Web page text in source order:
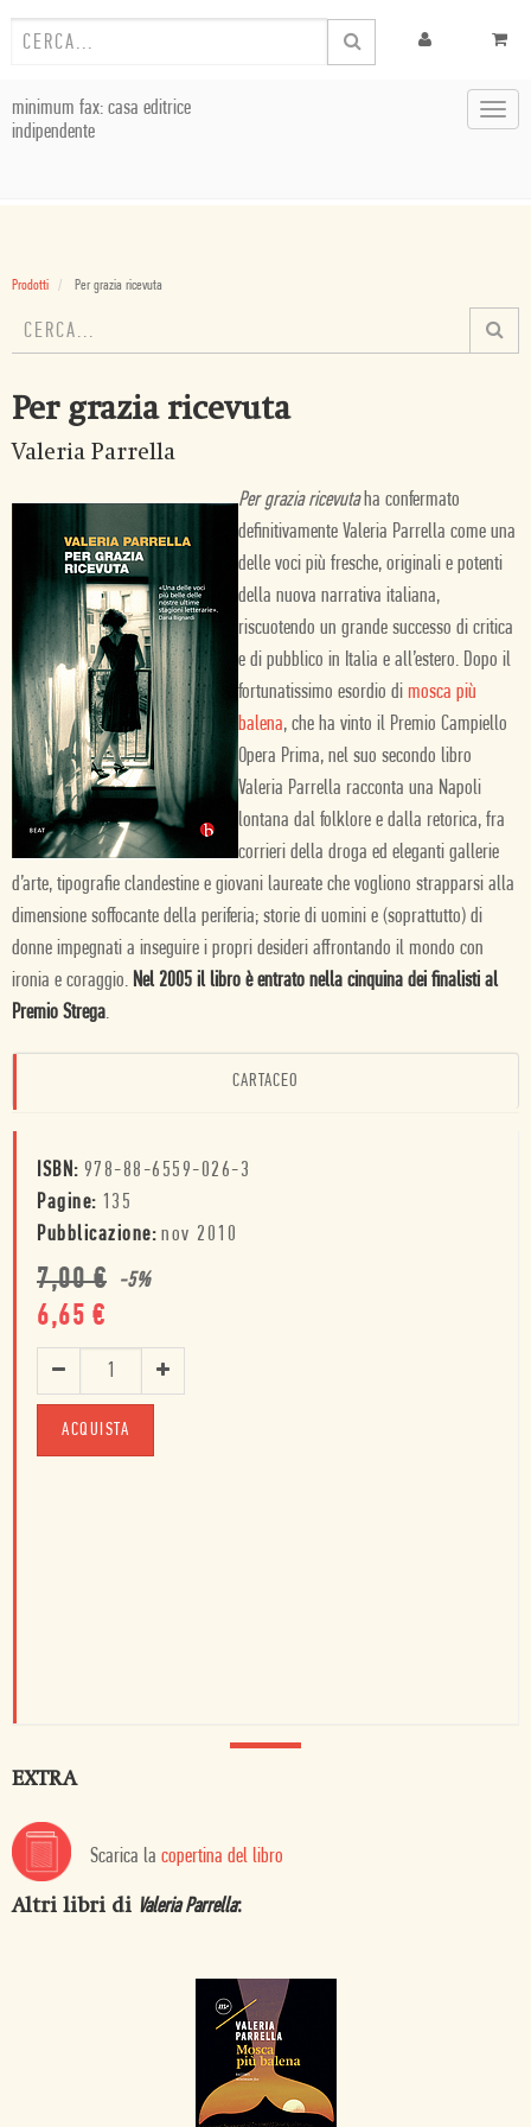
minimum fax: casa editrice
indipendente
Prodotti Per grazia ricevuta
Per grazia ricevuta
Valeria Parrella
Per grazia ricevutaha confermato
definitivamente Valeria Parrella come una
delle voci più fresche, originali e potenti
della nuova narrativa italiana,
riscuotendo un grande successo di critica
e di pubblico in Italia e all’estero. Dopo il
fortunatissimo esordio di mosca più
balena, che ha vinto il Premio Campiello
Opera Prima, nel suo secondo libro
Valeria Parrella racconta una Napoli
lontana dal folklore e dalla retorica, fra
corrieri della droga ed eleganti gallerie
d’arte, tipografie clandestine e giovani laureate che vogliono strapparsi alla
dimensione soffocante della periferia; storie di uomini e (soprattutto) di
donne impegnati a inseguire i propri desideri affrontando il mondo con
ironia e coraggio. Nel 2005 il libro è entrato nella cinquina dei finalisti al
Premio Strega.
CARTACEO
ISBN: 978-88-6559-026-3
Pagine: 135
Pubblicazione: nov 2010
7,00€ -5%
6,65 €
ACQUISTA
EXTRA
Scarica la copertina del libro
Altri libri di Valeria Parrella: